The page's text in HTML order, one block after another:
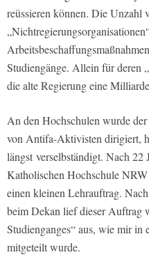
reüssieren können. Die Unzahl
Studiengänge. Allein für deren
die alte Regierung eine
An den Hochschulen wurde
von Antifa-Aktivisten dirigiert,
längst verselbständigt. Nach 22
Katholischen Hochschule
einen kleinen Lehrauftrag.
beim Dekan lief dieser Auftrag
Studienganges“ aus, wie mir in
mitgeteilt wurde.